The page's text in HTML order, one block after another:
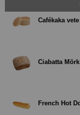
Cafékaka
Ciabatta
French Hot